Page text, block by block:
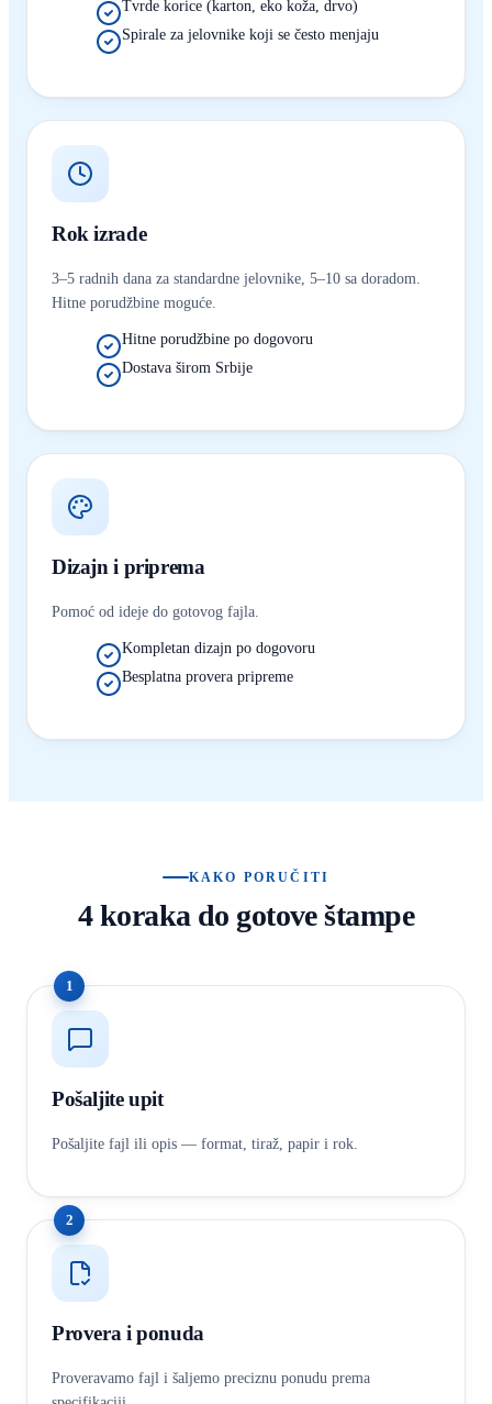
Tvrde korice (karton, eko koža, drvo)
Spirale za jelovnike koji se često menjaju
Rok izrade
3–5 radnih dana za standardne jelovnike, 5–10 sa doradom.
Hitne porudžbine moguće.
Hitne porudžbine po dogovoru
Dostava širom Srbije
Dizajn i priprema
Pomoć od ideje do gotovog fajla.
Kompletan dizajn po dogovoru
Besplatna provera pripreme
KAKO PORUČITI
4 koraka do gotove štampe
1
Pošaljite upit
Pošaljite fajl ili opis — format, tiraž, papir i rok.
2
Provera i ponuda
Proveravamo fajl i šaljemo preciznu ponudu prema